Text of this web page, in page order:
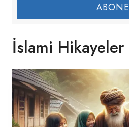
ABONE
İslami Hikayeler